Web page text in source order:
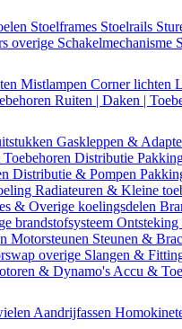
Stoelframes Stoelrails
overige Schakelmechanisme
Mistlampen Corner lichten
Ruiten | Daken |
Gaskleppen &
Distributie
Distributie & Pompen
Radiateuren & Kleine
& Overige koelingsdelen
brandstofsysteem Ontsteking
Motorsteunen Steunen &
overige Slangen &
& Dynamo's Accu &
Aandrijfassen